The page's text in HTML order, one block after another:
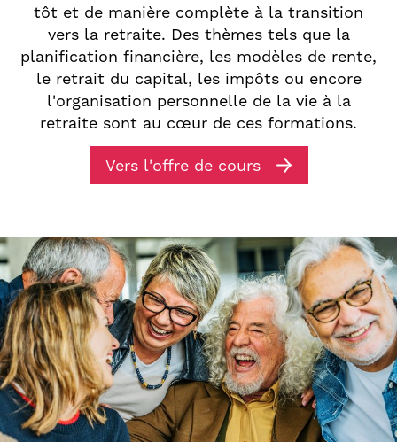
tôt et de manière complète à la transition
vers la retraite. Des thèmes tels que la
planification financière, les modèles de rente,
le retrait du capital, les impôts ou encore
l'organisation personnelle de la vie à la
retraite sont au cœur de ces formations.
Vers l'offre de cours